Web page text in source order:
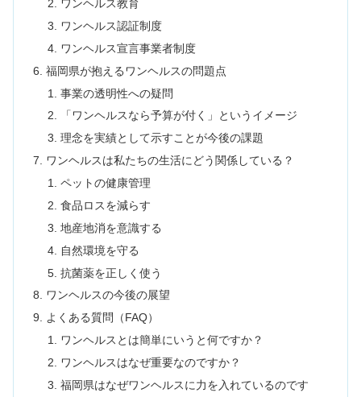
ワンヘルス教育
ワンヘルス認証制度
ワンヘルス宣言事業者制度
福岡県が抱えるワンヘルスの問題点
事業の透明性への疑問
「ワンヘルスなら予算が付く」というイメージ
理念を実績として示すことが今後の課題
ワンヘルスは私たちの生活にどう関係している？
ペットの健康管理
食品ロスを減らす
地産地消を意識する
自然環境を守る
抗菌薬を正しく使う
ワンヘルスの今後の展望
よくある質問（FAQ）
ワンヘルスとは簡単にいうと何ですか？
ワンヘルスはなぜ重要なのですか？
福岡県はなぜワンヘルスに力を入れているのです